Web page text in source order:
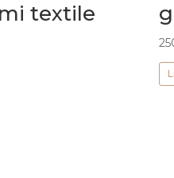
textile